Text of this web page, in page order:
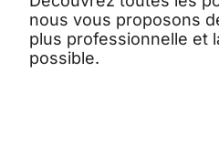
nous vous proposons
plus professionnelle et
possible.